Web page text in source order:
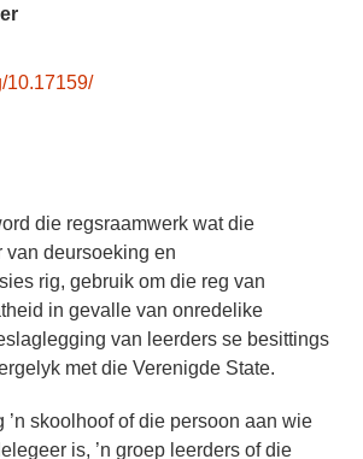
10.17159/
die regsraamwerk wat die
van deursoeking en
rig, gebruik om die reg van
in gevalle van onredelike
van leerders se besittings
met die Verenigde State.
’n skoolhoof of die persoon aan wie
is, ’n groep leerders of die